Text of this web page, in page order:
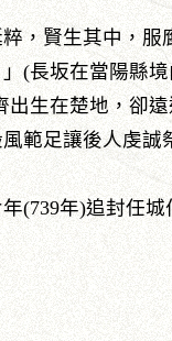
，賢生其中，服
(長坂在當陽縣
生在楚地，卻
範足讓後人虔誠
(739年)追封任